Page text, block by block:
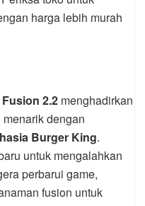
harga lebih murah
2.2 menghadirkan
dengan
Burger King.
untuk mengalahkan
perbarui game,
fusion untuk